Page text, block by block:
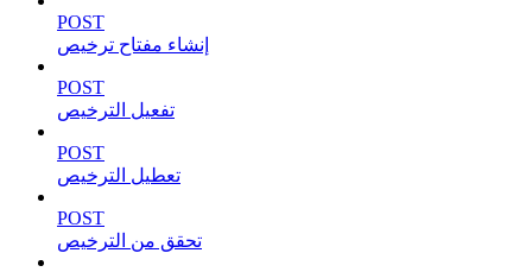
POST
إنشاء مفتاح ترخيص
POST
تفعيل الترخيص
POST
تعطيل الترخيص
POST
تحقق من الترخيص